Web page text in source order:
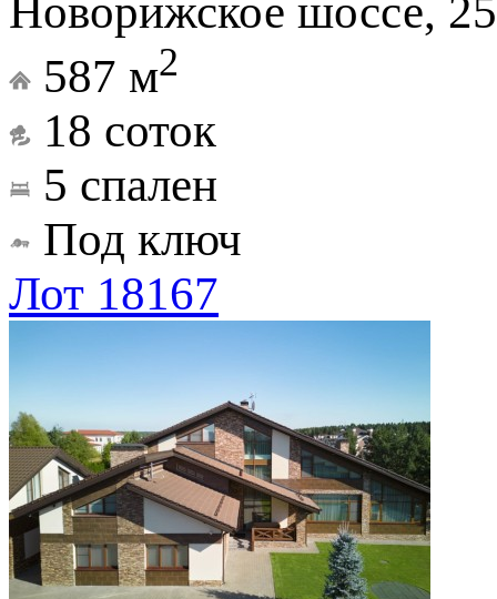
Новорижское шоссе,
587 м2
18 соток
5 спален
Под ключ
Лот 18167